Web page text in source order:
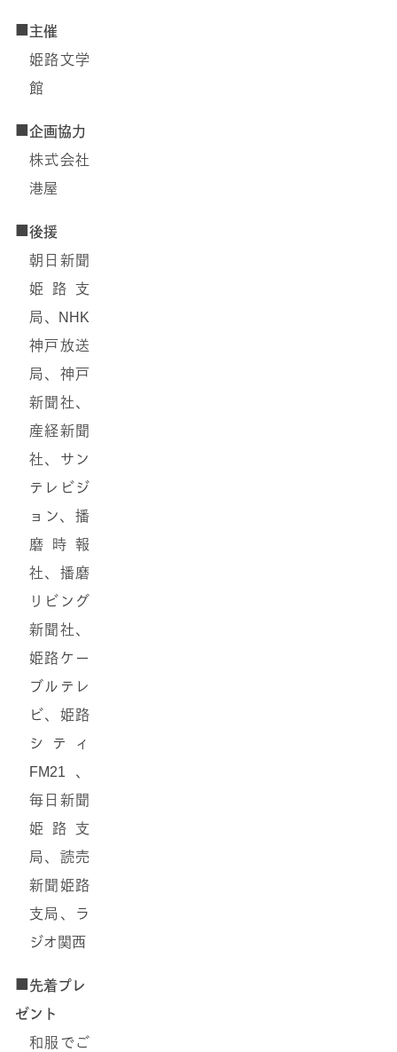
■主催
姫路文学
館
■企画協力
株式会社
港屋
■後援
朝日新聞
姫路支
局、NHK
神戸放送
局、神戸
新聞社、
産経新聞
社、サン
テレビジ
ョン、播
磨時報
社、播磨
リビング
新聞社、
姫路ケー
ブルテレ
ビ、姫路
シティ
FM21、
毎日新聞
姫路支
局、読売
新聞姫路
支局、ラ
ジオ関西
■先着プレ
ゼント
和服でご